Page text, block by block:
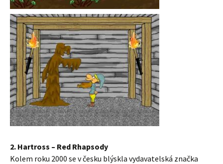
2. Hartross – Red Rhapsody
Kolem roku 2000 se v česku blýskla vydavatelská značka